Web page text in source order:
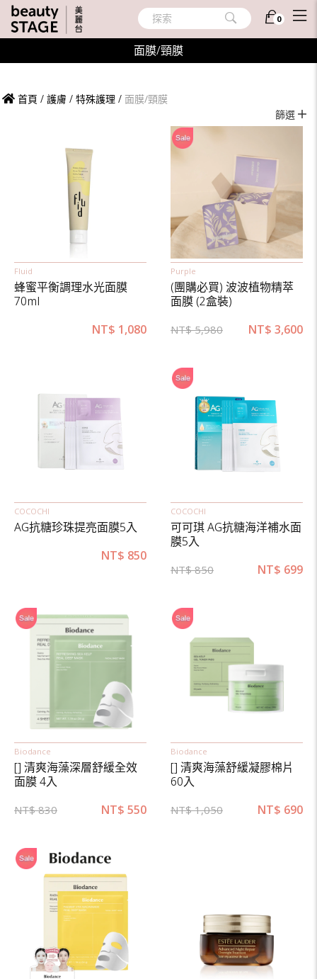
探索 0
面膜/頸膜
首頁 / 護膚 / 特殊護理 / 面膜/頸膜
篩選
Fluid
蜂蜜平衡調理水光面膜
70ml
NT$ 1,080
Purple
(團購必買) 波波植物精萃
面膜 (2盒裝)
NT$5,980 NT$ 3,600
COCOCHI
AG抗糖珍珠提亮面膜5入
NT$ 850
COCOCHI
可可琪 AG抗糖海洋補水面
膜5入
NT$850 NT$ 699
Biodance
[] 清爽海藻深層舒緩全效
面膜 4入
NT$830 NT$ 550
Biodance
[] 清爽海藻舒緩凝膠棉片
60入
NT$1,050 NT$ 690